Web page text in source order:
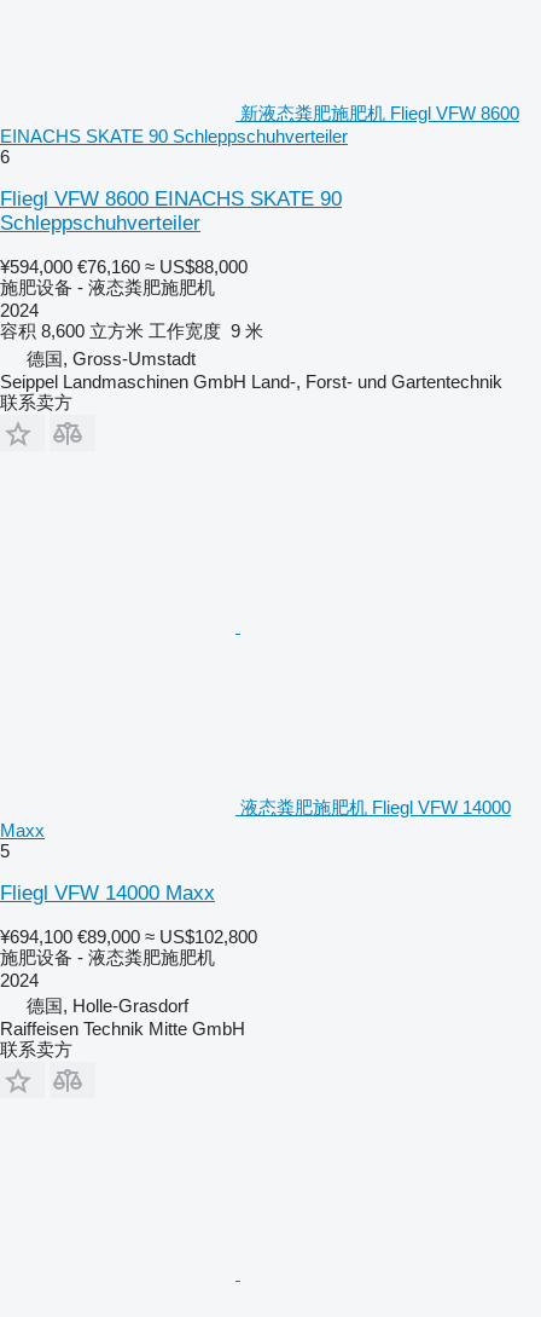
新液态粪肥施肥机 Fliegl VFW 8600
EINACHS SKATE 90 Schleppschuhverteiler
6
Fliegl VFW 8600 EINACHS SKATE 90
Schleppschuhverteiler
¥594,000 €76,160 ≈ US$88,000
施肥设备 - 液态粪肥施肥机
2024
容积 8,600 立方米 工作宽度 9 米
德国, Gross-Umstadt
Seippel Landmaschinen GmbH Land-, Forst- und Gartentechnik
联系卖方
液态粪肥施肥机 Fliegl VFW 14000
Maxx
5
Fliegl VFW 14000 Maxx
¥694,100 €89,000 ≈ US$102,800
施肥设备 - 液态粪肥施肥机
2024
德国, Holle-Grasdorf
Raiffeisen Technik Mitte GmbH
联系卖方